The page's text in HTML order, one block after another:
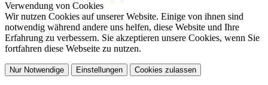
Verwendung von Cookies
Wir nutzen Cookies auf unserer Website. Einige von ihnen sind
notwendig während andere uns helfen, diese Website und Ihre
Erfahrung zu verbessern. Sie akzeptieren unsere Cookies, wenn Sie
fortfahren diese Webseite zu nutzen.
Nur Notwendige Einstellungen Cookies zulassen